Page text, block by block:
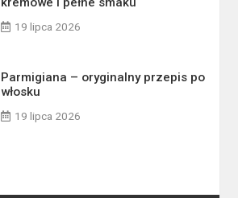
19 lipca 2026
Parmigiana – oryginalny przepis po
włosku
19 lipca 2026